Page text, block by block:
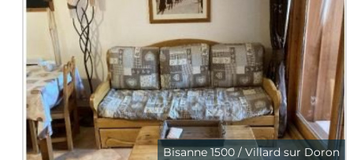
Bisanne 1500 / Villard sur Doron